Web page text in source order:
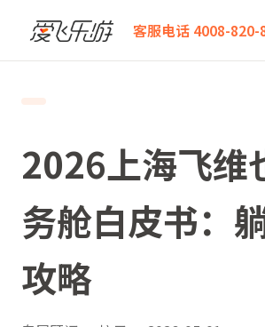
客服电话 4008-820-
爱飞乐游 2026上海飞维也纳商务舱白皮书
2026上海飞维
务舱白皮书：
攻略